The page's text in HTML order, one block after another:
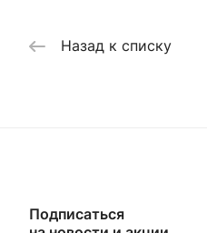
Назад к списку
Подписаться